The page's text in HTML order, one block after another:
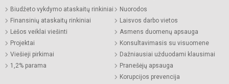
Biudžeto vykdymo ataskaitų rinkiniai
Finansinių ataskaitų rinkiniai
Lėšos veiklai viešinti
Projektai
Viešieji pirkimai
1,2% parama
Nuorodos
Laisvos darbo vietos
Asmens duomenų apsauga
Konsultavimasis su visuomene
Dažniausiai užduodami klausimai
Pranešėjų apsauga
Korupcijos prevencija